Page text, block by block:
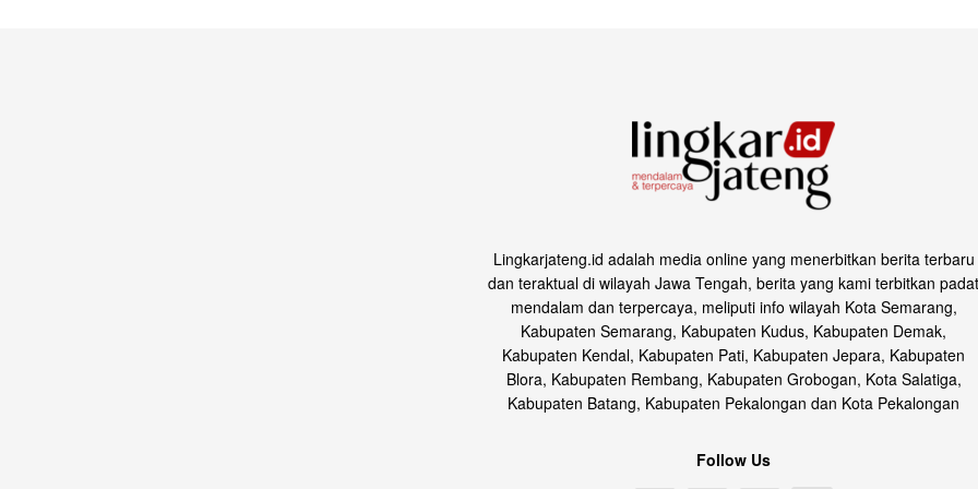
Lingkarjateng.id adalah media online yang menerbitkan berita terbaru
dan teraktual di wilayah Jawa Tengah, berita yang kami terbitkan padat
mendalam dan terpercaya, meliputi info wilayah Kota Semarang,
Kabupaten Semarang, Kabupaten Kudus, Kabupaten Demak,
Kabupaten Kendal, Kabupaten Pati, Kabupaten Jepara, Kabupaten
Blora, Kabupaten Rembang, Kabupaten Grobogan, Kota Salatiga,
Kabupaten Batang, Kabupaten Pekalongan dan Kota Pekalongan
Follow Us